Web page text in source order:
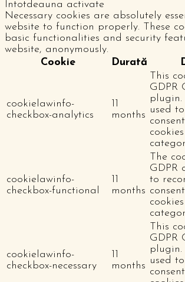
Întotdeauna activate
Necessary cookies are absolutely
website to function properly. These
basic functionalities and security
website, anonymously.
Cookie
Durată
cookielawinfo-
checkbox-analytics
11
months
This
GDPR
plugin.
used
cookielawinfo-
checkbox-functional
11
months
The
GDPR
to
cookielawinfo-
checkbox-necessary
11
months
This
GDPR
plugin.
used